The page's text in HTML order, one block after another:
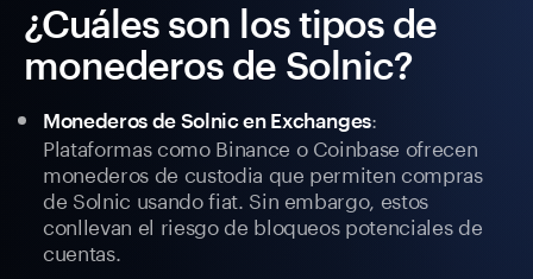
¿Cuáles son los tipos de
monederos de Solnic?
Monederos de Solnic en Exchanges:
Plataformas como Binance o Coinbase ofrecen
monederos de custodia que permiten compras
de Solnic usando fiat. Sin embargo, estos
conllevan el riesgo de bloqueos potenciales de
cuentas.